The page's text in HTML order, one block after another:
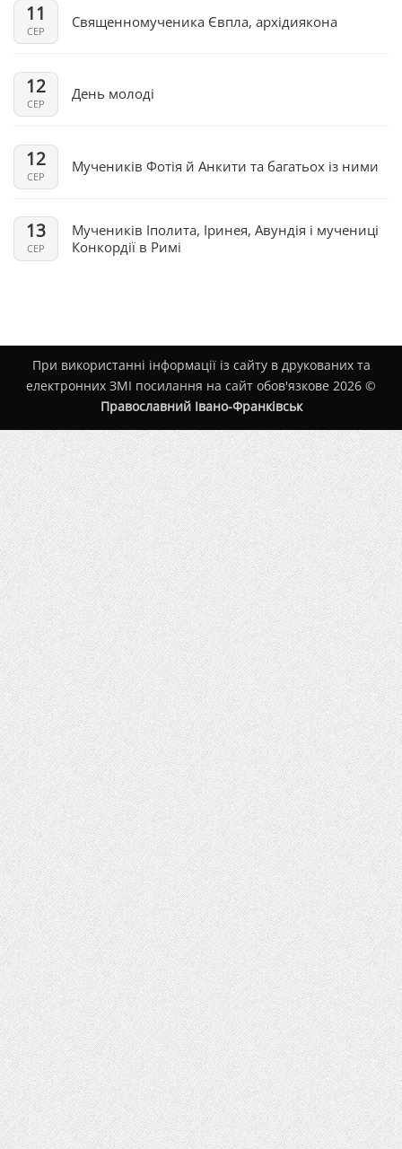
11
СЕР
Священномученика Євпла, архідиякона
12
СЕР
День молоді
12
СЕР
Мучеників Фотія й Анкити та багатьох із ними
13
СЕР
Мучеників Іполита, Іринея, Авундія і мучениці
Конкордії в Римі
При використанні інформації із сайту в друкованих та
електронних ЗМІ посилання на сайт обов'язкове 2026 ©
Православний Івано-Франківськ